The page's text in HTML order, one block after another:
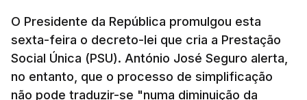
O Presidente da República promulgou esta
sexta-feira o decreto-lei que cria a Prestação
Social Única (PSU). António José Seguro alerta,
no entanto, que o processo de simplificação
não pode traduzir-se "numa diminuição da